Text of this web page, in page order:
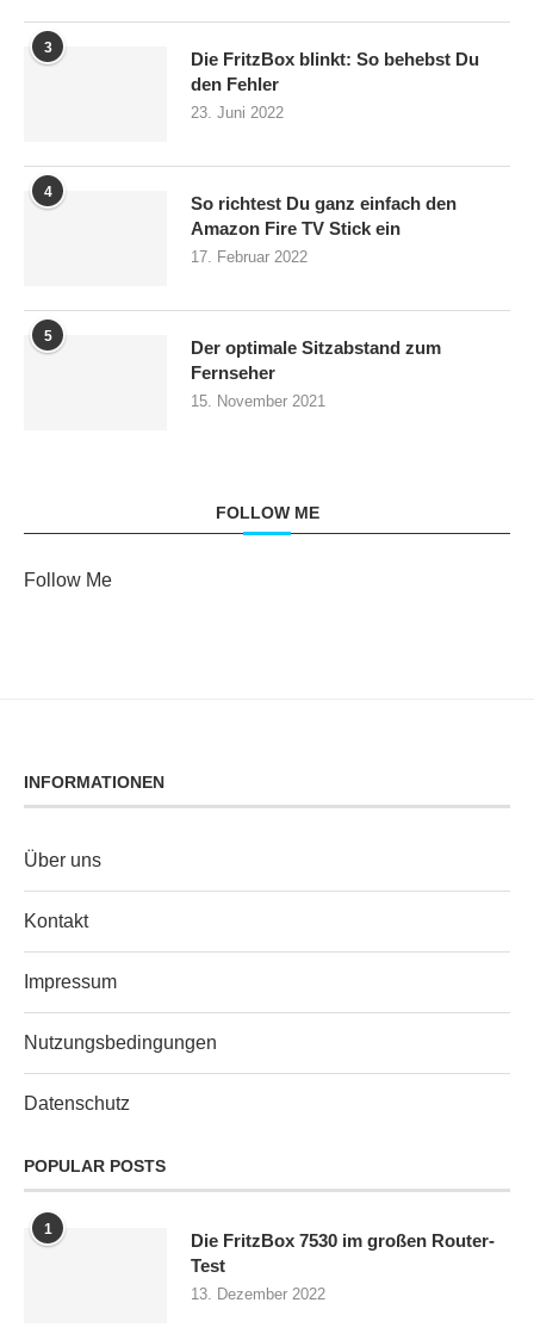
3
Die FritzBox blinkt: So behebst Du
den Fehler
23. Juni 2022
4
So richtest Du ganz einfach den
Amazon Fire TV Stick ein
17. Februar 2022
5
Der optimale Sitzabstand zum
Fernseher
15. November 2021
FOLLOW ME
Follow Me
INFORMATIONEN
Über uns
Kontakt
Impressum
Nutzungsbedingungen
Datenschutz
POPULAR POSTS
1
Die FritzBox 7530 im großen Router-
Test
13. Dezember 2022